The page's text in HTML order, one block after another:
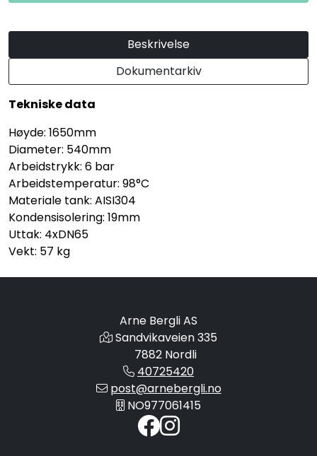
Beskrivelse
Dokumentarkiv
Tekniske data
Høyde: 1650mm
Diameter: 540mm
Arbeidstrykk: 6 bar
Arbeidstemperatur: 98°C
Materiale tank: AISI304
Kondensisolering: 19mm
Uttak: 4xDN65
Vekt: 57 kg
Arne Bergli AS
Sandvikaveien 335
7882 Nordli
40725420
post@arnebergli.no
NO977061415